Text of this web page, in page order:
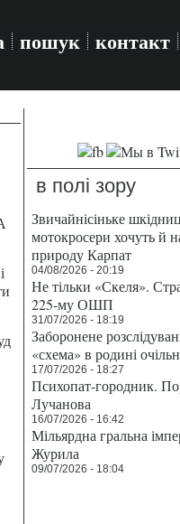
пошук контакт
в полі зору
Звичайнісіньке
мотокросери хочуть й
природу Карпат
04/08/2026 - 20:19
Не тільки «Скеля».
225-му ОШП
31/07/2026 - 18:19
Заборонене
«схема» в родині
17/07/2026 - 18:27
Психопат-городник.
Лучанова
16/07/2026 - 16:42
Мільярдна гральна
Журила
09/07/2026 - 18:04